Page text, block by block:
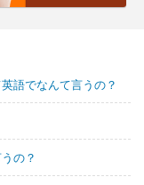
語でなんて言うの？
の？